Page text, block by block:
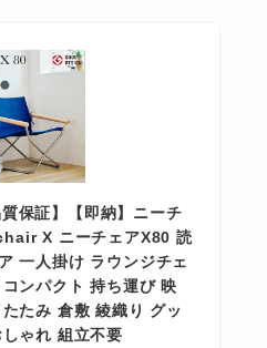
保証】【即納】ニーチ
X ニーチェアX80 読
一人掛け ラウンジチェ
ンパクト 持ち運び 映
たみ 倉敷 綾織り グッ
ゃれ 組立不要